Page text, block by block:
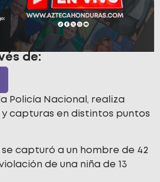
de:
Policía Nacional, realiza
capturas en distintos puntos
se capturó a un hombre de 42
de una niña de 13